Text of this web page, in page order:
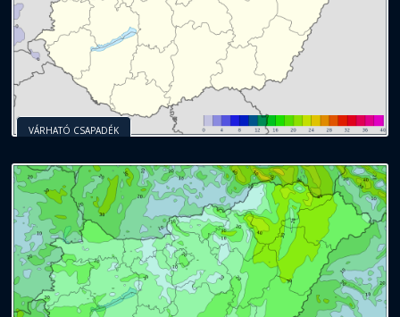
VÁRHATÓ CSAPADÉK